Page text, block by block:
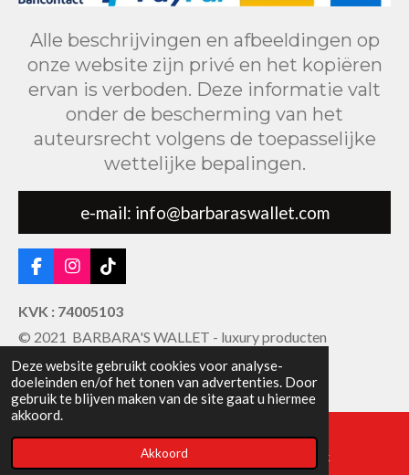
Deze website gebruikt cookies voor analyse-
doeleinden en/of het tonen van advertenties. Door
gebruik te blijven maken van de site gaat u hiermee
akkoord.
Akkoord
Alle beschrijvingen en afbeeldingen op
onze website zijn privé en het kopiëren
ervan is verboden. Deze informatie valt
onder de bescherming van het
auteursrecht volgens de toepasselijke
wettelijke bepalingen.
e-mail: info@barbaraswallet.com
F
a
c
e
b
o
k
I
n
s
t
a
r
a
m
T
i
k
T
o
KVK : 74005103
© 2021 BARBARA'S WALLET - luxury producten
Facebook